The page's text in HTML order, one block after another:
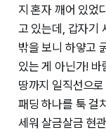
지 혼자 깨어 있었
고 있는데, 갑자기
밖을 보니 하얗고
있는 게 아닌가! 바
땅까지 일직선으
패딩 하나를 툭 걸
세워 살금살금 현